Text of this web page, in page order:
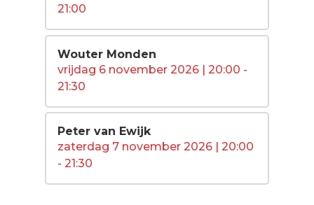
21:00
Wouter Monden
vrijdag 6 november 2026 | 20:00 -
21:30
Peter van Ewijk
zaterdag 7 november 2026 | 20:00
- 21:30